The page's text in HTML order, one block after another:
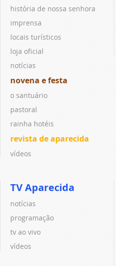
história de nossa senhora
imprensa
locais turísticos
loja oficial
notícias
novena e festa
o santuário
pastoral
rainha hotéis
revista de aparecida
vídeos
TV Aparecida
notícias
programação
tv ao vivo
vídeos